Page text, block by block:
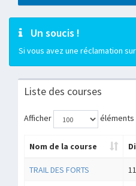
Un soucis !
Si vous avez une réclamation
Liste des courses
Afficher éléments
Nom de la course
TRAIL DES FORTS